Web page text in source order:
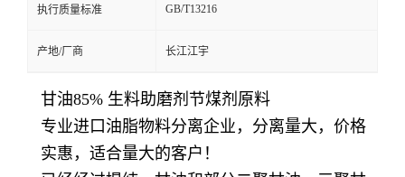
执行质量标准 GB/T13216
产地/厂商 长江江宇
甘油85% 生料助磨剂节煤剂原料
专业进口油脂物料分离企业，分离量大，价格
实惠，适合量大的客户！